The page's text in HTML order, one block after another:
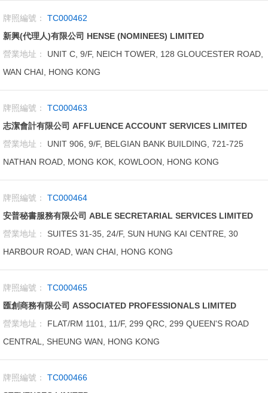
牌照編號：
TC000462
新興(代理人)有限公司 HENSE (NOMINEES) LIMITED
營業地址：
UNIT C, 9/F, NEICH TOWER, 128 GLOUCESTER ROAD,
WAN CHAI, HONG KONG
牌照編號：
TC000463
志潔會計有限公司 AFFLUENCE ACCOUNT SERVICES LIMITED
營業地址：
UNIT 906, 9/F, BELGIAN BANK BUILDING, 721-725
NATHAN ROAD, MONG KOK, KOWLOON, HONG KONG
牌照編號：
TC000464
安普秘書服務有限公司 ABLE SECRETARIAL SERVICES LIMITED
營業地址：
SUITES 31-35, 24/F, SUN HUNG KAI CENTRE, 30
HARBOUR ROAD, WAN CHAI, HONG KONG
牌照編號：
TC000465
匯創商務有限公司 ASSOCIATED PROFESSIONALS LIMITED
營業地址：
FLAT/RM 1101, 11/F, 299 QRC, 299 QUEEN'S ROAD
CENTRAL, SHEUNG WAN, HONG KONG
牌照編號：
TC000466